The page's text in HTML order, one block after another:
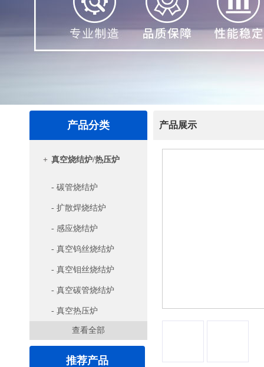
产品分类
+ 真空烧结炉/热压炉
- 碳管烧结炉
- 扩散焊烧结炉
- 感应烧结炉
- 真空钨丝烧结炉
- 真空钼丝烧结炉
- 真空碳管烧结炉
- 真空热压炉
查看全部
推荐产品
产品展示